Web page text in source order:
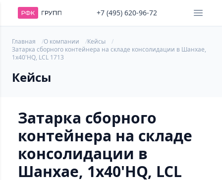
+7 (495) 620-96-72
Главная О компании
Кейсы
Затарка сборного контейнера на складе консолидации в Шанхае,
1х40'HQ, LCL 1713
Кейсы
Затарка сборного
контейнера на складе
консолидации в
Шанхае, 1х40'HQ, LCL